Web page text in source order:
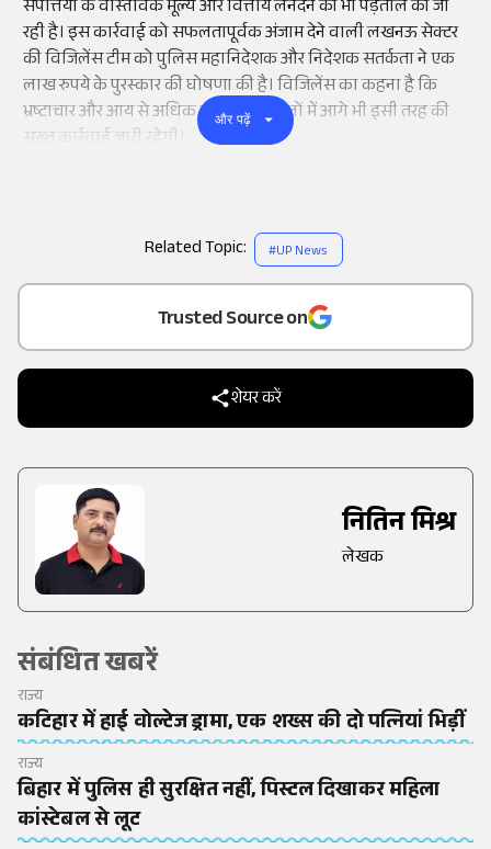
as a
Trusted Source on
शेयर करें
नितिन मिश्र
लेखक
संबंधित खबरें
राज्य
कटिहार में हाई वोल्टेज ड्रामा, एक शख्स की दो पत्नियां भिड़ीं
राज्य
बिहार में पुलिस ही सुरक्षित नहीं, पिस्टल दिखाकर महिला
कांस्टेबल से लूट
संपत्तियों के वास्तविक मूल्य और वित्तीय लेनदेन की भी पड़ताल की जा
रही है। इस कार्रवाई को सफलतापूर्वक अंजाम देने वाली लखनऊ सेक्टर
की विजिलेंस टीम को पुलिस महानिदेशक और निदेशक सतर्कता ने एक
लाख रुपये के पुरस्कार की घोषणा की है। विजिलेंस का कहना है कि
भ्रष्टाचार और आय से अधिक संपत्ति के मामलों में आगे भी इसी तरह की
सख्त कार्रवाई जारी रहेगी।
और पढ़ें
Related Topic: #UP News